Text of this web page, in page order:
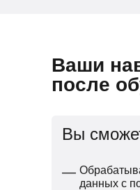
Вы
—
данных с
Ваши
после